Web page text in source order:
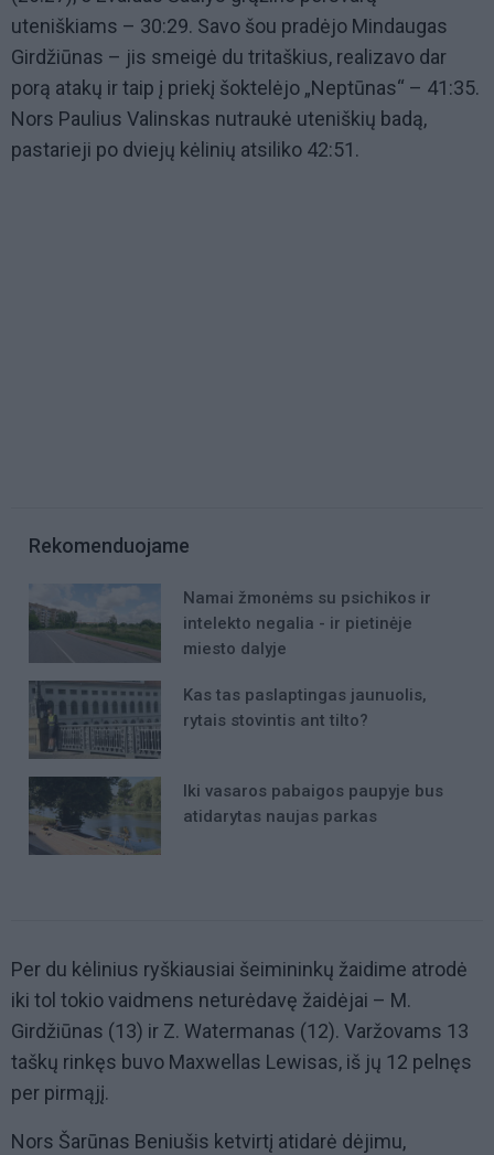
uteniškiams – 30:29. Savo šou pradėjo Mindaugas
Girdžiūnas – jis smeigė du tritaškius, realizavo dar
porą atakų ir taip į priekį šoktelėjo „Neptūnas“ – 41:35.
Nors Paulius Valinskas nutraukė uteniškių badą,
pastarieji po dviejų kėlinių atsiliko 42:51.
Rekomenduojame
Namai žmonėms su psichikos ir
intelekto negalia - ir pietinėje
miesto dalyje
Kas tas paslaptingas jaunuolis,
rytais stovintis ant tilto?
Iki vasaros pabaigos paupyje bus
atidarytas naujas parkas
Per du kėlinius ryškiausiai šeimininkų žaidime atrodė
iki tol tokio vaidmens neturėdavę žaidėjai – M.
Girdžiūnas (13) ir Z. Watermanas (12). Varžovams 13
taškų rinkęs buvo Maxwellas Lewisas, iš jų 12 pelnęs
per pirmąjį.
Nors Šarūnas Beniušis ketvirtį atidarė dėjimu,